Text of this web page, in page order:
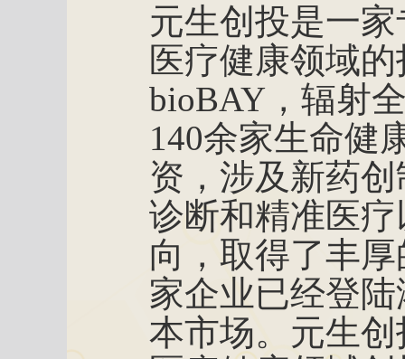
元生创投是一
医疗健康领域
bioBAY，辐射
140余家生命健
资，涉及新药
诊断和精准医
向，取得了丰
家企业已经登
本市场。元生